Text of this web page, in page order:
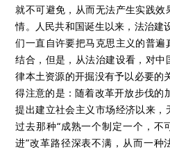
就不可避免，从而无法产生实践
情。人民共和国诞生以来，法治
们一直自许要把马克思主义的普
结合，但是，从法治建设看，对
律本土资源的开掘没有予以必要的
得注意的是：随着改革开放步伐的
提出建立社会主义市场经济以来
过去那种“成熟一个制定一个，不
进”改革路径深表不满，从而一种